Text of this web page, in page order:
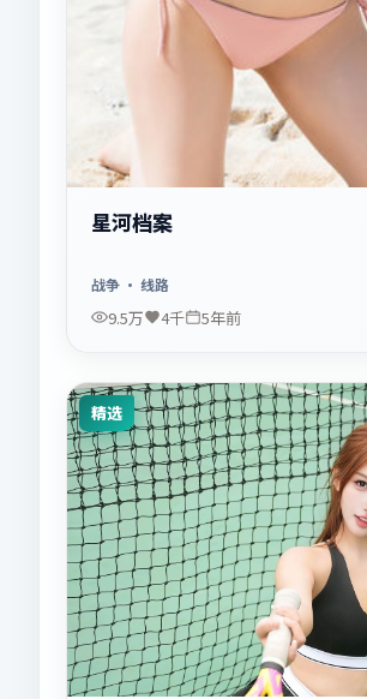
星河档案
战争· 线路
9.5万 4千 5年前
精选